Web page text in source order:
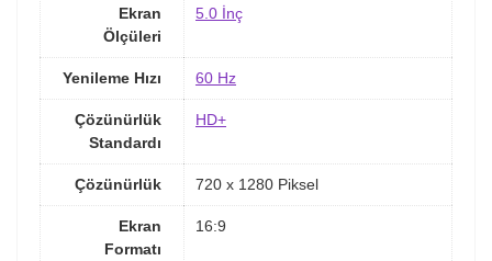
Ekran
Ölçüleri
5.0 İnç
Yenileme Hızı 60 Hz
Çözünürlük
Standardı
HD+
Çözünürlük 720 x 1280 Piksel
Ekran
Formatı
16:9